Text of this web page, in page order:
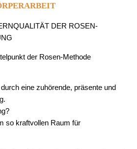
DER ROSEN-
der Rosen-Methode
eine zuhörende, präsente und
so kraftvollen Raum für